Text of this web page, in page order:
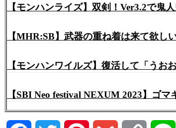
【モンハンライズ】双剣！Ver3.2で鬼
【MHR:SB】武器の重ね着は来て欲し
【モンハンワイルズ】復活して「うお
【SBI Neo festival NEXUM 2023】ゴ